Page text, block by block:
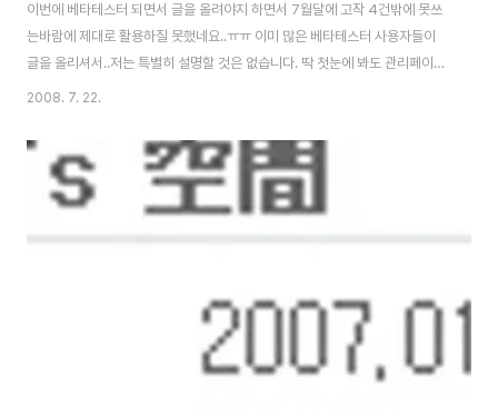
이번에 베타테스터 되면서 글을 올려야지 하면서 7월달에 고작 4건밖에 못쓰
는바람에 제대로 활용하질 못했네요..ㅠㅠ 이미 많은 베타테스터 사용자들이
글을 올리셔서..저는 특별히 설명할 것은 없습니다. 딱 첫눈에 봐도 관리페이지
화면이 이쁘게 바뀌었구요. 이 베타테스터 사용기 적기 전 앞에 글을 새로운 웹
라.. 사용하다 보면 스크롤에 좀 버벅거림이 있습니다.. 그리고 컴퓨터 두대를
사용 비교해봤는데 비스타에서는 잘 보이는데 xp사용 컴퓨터에서는 이렇게 살
짝 깨짐 현상이 있어요.. 다시 한번 확인 해 봐야겠습니다. 이제 다른 기능들도
2008. 7. 22.